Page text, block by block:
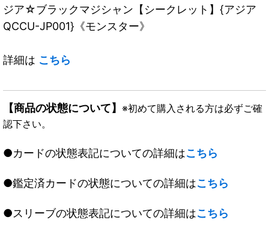
ジア☆ブラックマジシャン【シークレット】{アジア
QCCU-JP001}《モンスター》
詳細は こちら
【商品の状態について】 ※初めて購入される方は必ずご確
認下さい。
●カードの状態表記についての詳細はこちら
●鑑定済カードの状態についての詳細はこちら
●スリーブの状態表記についての詳細はこちら